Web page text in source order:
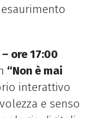
ore 17:00
“Non è mai
interattivo
e senso